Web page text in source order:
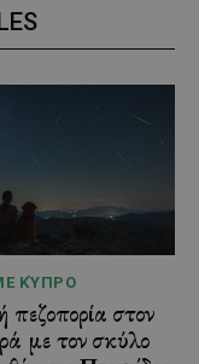
ΚΎΠΡΟ
πεζοπορία στον
με τον σκύλο